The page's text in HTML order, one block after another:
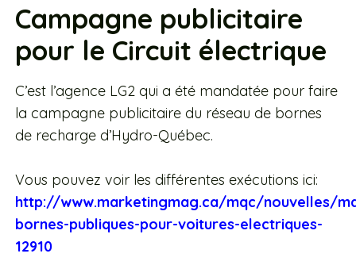
Campagne publicitaire
pour le Circuit électrique
C’est l’agence LG2 qui a été mandatée pour faire
la campagne publicitaire du réseau de bornes
de recharge d’Hydro-Québec.
Vous pouvez voir les différentes exécutions ici:
http://www.marketingmag.ca/mqc/nouvelles/
bornes-publiques-pour-voitures-electriques-
12910